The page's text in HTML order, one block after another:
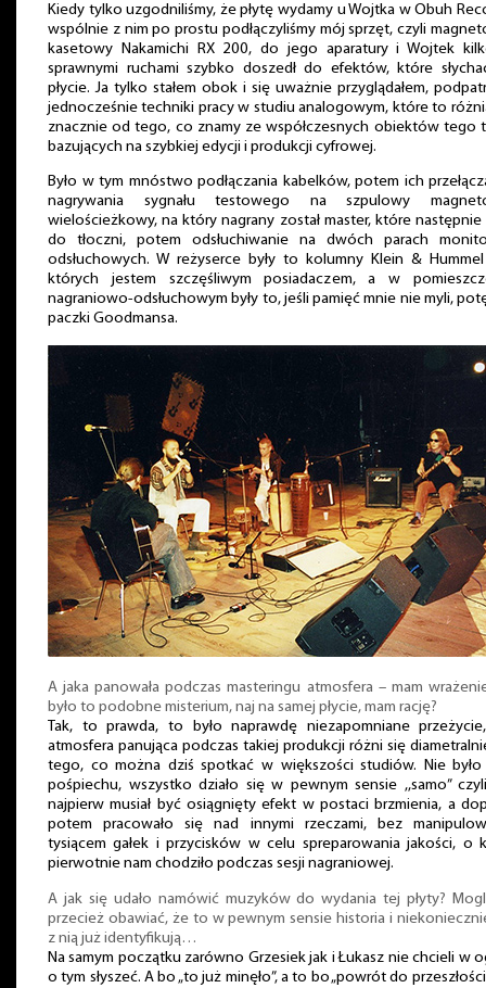
Kiedy tylko uzgodniliśmy, że płytę wydamy u Wojtka w Obuh
wspólnie z nim po prostu podłączyliśmy mój sprzęt, czyli
kasetowy Nakamichi RX 200, do jego aparatury i Wojtek
sprawnymi ruchami szybko doszedł do efektów, które
płycie. Ja tylko stałem obok i się uważnie przyglądałem,
jednocześnie techniki pracy w studiu analogowym, które to
znacznie od tego, co znamy ze współczesnych obiektów tego
bazujących na szybkiej edycji i produkcji cyfrowej.
Było w tym mnóstwo podłączania kabelków, potem ich
nagrywania sygnału testowego na szpulowy
wielościeżkowy, na który nagrany został master, które następnie
do tłoczni, potem odsłuchiwanie na dwóch parach
odsłuchowych. W reżyserce były to kolumny Klein & Hummel
których jestem szczęśliwym posiadaczem, a w
nagraniowo-odsłuchowym były to, jeśli pamięć mnie nie myli,
paczki Goodmansa.
A jaka panowała podczas masteringu atmosfera – mam
było to podobne misterium, naj na samej płycie, mam rację?
Tak, to prawda, to było naprawdę niezapomniane
atmosfera panująca podczas takiej produkcji różni się
tego, co można dziś spotkać w większości studiów. Nie było
pośpiechu, wszystko działo się w pewnym sensie ,,samo”
najpierw musiał być osiągnięty efekt w postaci brzmienia, a
potem pracowało się nad innymi rzeczami, bez
tysiącem gałek i przycisków w celu spreparowania jakości, o
pierwotnie nam chodziło podczas sesji nagraniowej.
A jak się udało namówić muzyków do wydania tej płyty?
przecież obawiać, że to w pewnym sensie historia i
z nią już identyfikują…
Na samym początku zarówno Grzesiek jak i Łukasz nie chcieli w
o tym słyszeć. A bo „to już minęło”, a to bo „powrót do